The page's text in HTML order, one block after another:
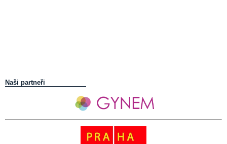
Naši partneři